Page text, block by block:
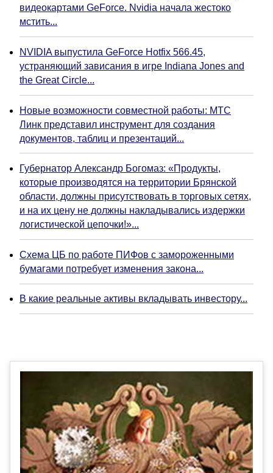
видеокартами GeForce. Nvidia начала жестоко
мстить...
NVIDIA выпустила GeForce Hotfix 566.45,
устраняющий зависания в игре Indiana Jones and
the Great Circle...
Новые возможности совместной работы: МТС
Линк представил инструмент для создания
документов, таблиц и презентаций...
Губернатор Александр Богомаз: «Продукты,
которые производятся на территории Брянской
области, должны присутствовать в торговых сетях,
и на их цену не должны накладывались издержки
логистической цепочки!»...
Схема ЦБ по работе ПИФов с замороженными
бумагами потребует изменения закона...
В какие реальные активы вкладывать инвестору...